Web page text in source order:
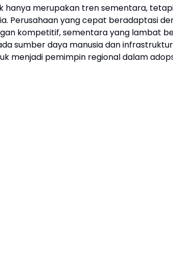
hanya merupakan tren sementara,
Perusahaan yang cepat beradaptasi
kompetitif, sementara yang lambat
sumber daya manusia dan
menjadi pemimpin regional dalam